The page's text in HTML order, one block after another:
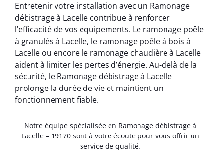
Entretenir votre installation avec un Ramonage
débistrage à Lacelle contribue à renforcer
l’efficacité de vos équipements. Le ramonage poêle
à granulés à Lacelle, le ramonage poêle à bois à
Lacelle ou encore le ramonage chaudière à Lacelle
aident à limiter les pertes d’énergie. Au-delà de la
sécurité, le Ramonage débistrage à Lacelle
prolonge la durée de vie et maintient un
fonctionnement fiable.
Notre équipe spécialisée en Ramonage débistrage à
Lacelle – 19170 sont à votre écoute pour vous offrir un
service de qualité.